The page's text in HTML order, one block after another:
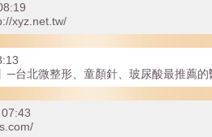
xyz.net.tw/
─台北微整形、童顏針、玻尿酸最推薦